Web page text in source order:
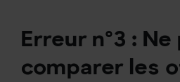
Erreur n°3 : Ne
comparer les